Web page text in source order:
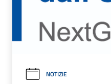
NOTIZIE